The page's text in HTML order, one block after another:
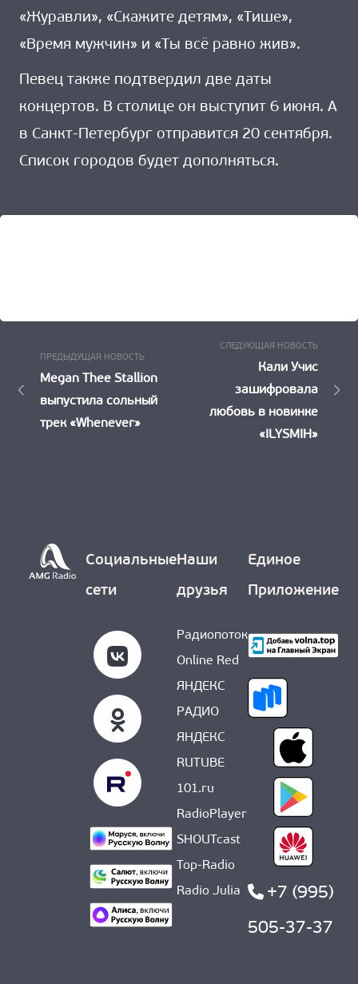
«Журавли», «Скажите детям», «Тише»,
«Время мужчин» и «Ты всё равно жив».
Певец также подтвердил две даты
концертов. В столице он выступит 6 июня. А
в Санкт-Петербург отправится 20 сентября.
Список городов будет дополняться.
записям
ПРЕДЫДУЩАЯ НОВОСТЬПредыдущая
Новость:
Megan Thee Stallion
выпустила сольный
трек «Whenever»
СЛЕДУЮЩАЯ НОВОСТЬ
Кали Учис
зашифровала
любовь в новинке
«ILYSMIH»
Социальные
сети
Наши
друзья
Радиопоток
Online Red
ЯНДЕКС
РАДИО
ЯНДЕКС
RUTUBE
101.ru
RadioPlayer
SHOUTcast
Top-Radio
Radio Julia
Единое
Приложение
+7 (995)
505-37-37